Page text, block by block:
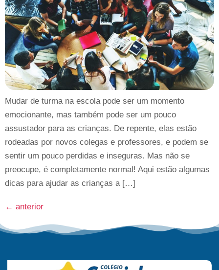
Mudar de turma na escola pode ser um momento
emocionante, mas também pode ser um pouco
assustador para as crianças. De repente, elas estão
rodeadas por novos colegas e professores, e podem se
sentir um pouco perdidas e inseguras. Mas não se
preocupe, é completamente normal! Aqui estão algumas
dicas para ajudar as crianças a […]
← anterior